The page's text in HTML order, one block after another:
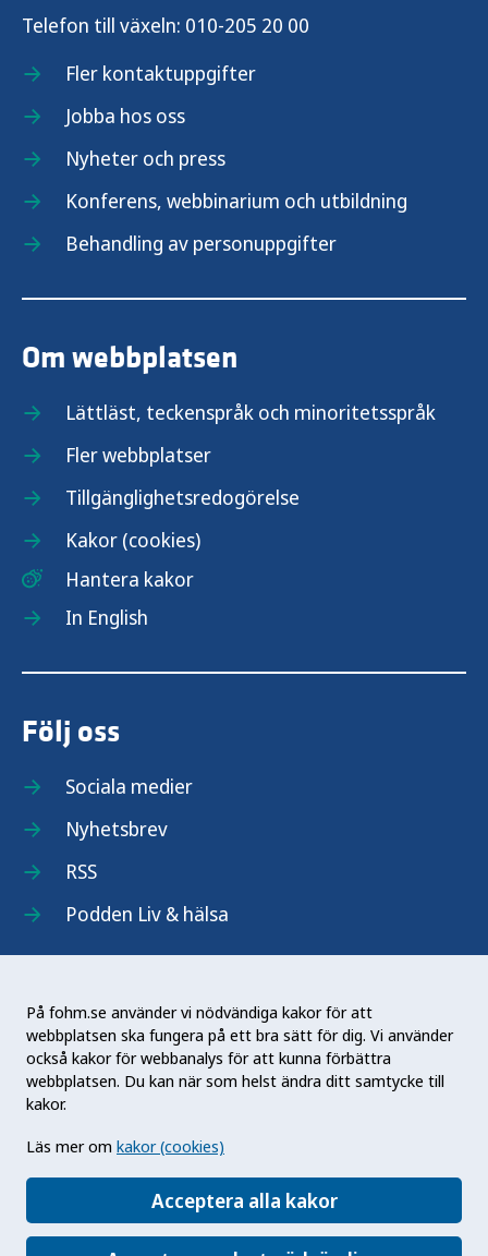
På fohm.se använder vi nödvändiga kakor för att
webbplatsen ska fungera på ett bra sätt för dig. Vi använder
också kakor för webbanalys för att kunna förbättra
webbplatsen. Du kan när som helst ändra ditt samtycke till
kakor.
Läs mer om kakor (cookies)
Acceptera alla kakor
Telefon till växeln: 010-205 20 00
Fler kontaktuppgifter
Jobba hos oss
Nyheter och press
Konferens, webbinarium och utbildning
Behandling av personuppgifter
Om webbplatsen
Lättläst, teckenspråk och minoritetsspråk
Fler webbplatser
Tillgänglighetsredogörelse
Kakor (cookies)
Hantera kakor
In English
Följ oss
Sociala medier
Nyhetsbrev
RSS
Podden Liv & hälsa
Folkhälsomyndigheten (Fohm) är en nationell
kunskapsmyndighet som arbetar för en bättre
folkhälsa. Det gör myndigheten genom att
främja hälsa, förebygga ohälsa och skydda mot
hälsohot. Vår vision är en folkhälsa som stärker
samhällets utveckling.